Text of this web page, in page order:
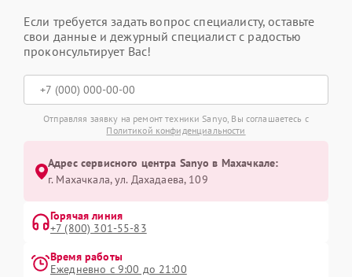
Если требуется задать вопрос специалисту, оставьте
свои данные и дежурный специалист с радостью
проконсультирует Вас!
Отправляя заявку на ремонт техники Sanyo, Вы соглашаетесь с
Политикой конфиденциальности
Адрес сервисного центра Sanyo в Махачкале:
г. Махачкала, ул. Дахадаева, 109
Горячая линия
+7 (800) 301-55-83
Время работы
Ежедневно с 9:00 до 21:00